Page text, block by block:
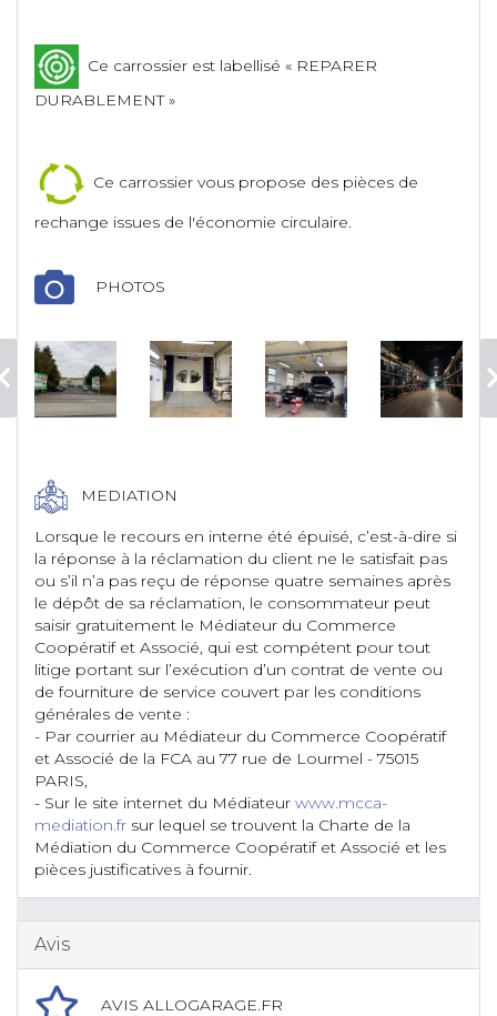
Ce carrossier est labellisé « REPARER
DURABLEMENT »
Ce carrossier vous propose des pièces de
rechange issues de l'économie circulaire.
PHOTOS
MEDIATION
Lorsque le recours en interne été épuisé, c’est-à-dire si
la réponse à la réclamation du client ne le satisfait pas
ou s’il n’a pas reçu de réponse quatre semaines après
le dépôt de sa réclamation, le consommateur peut
saisir gratuitement le Médiateur du Commerce
Coopératif et Associé, qui est compétent pour tout
litige portant sur l’exécution d’un contrat de vente ou
de fourniture de service couvert par les conditions
générales de vente :
- Par courrier au Médiateur du Commerce Coopératif
et Associé de la FCA au 77 rue de Lourmel - 75015
PARIS,
- Sur le site internet du Médiateur www.mcca-
mediation.fr sur lequel se trouvent la Charte de la
Médiation du Commerce Coopératif et Associé et les
pièces justificatives à fournir.
Avis
AVIS ALLOGARAGE.FR